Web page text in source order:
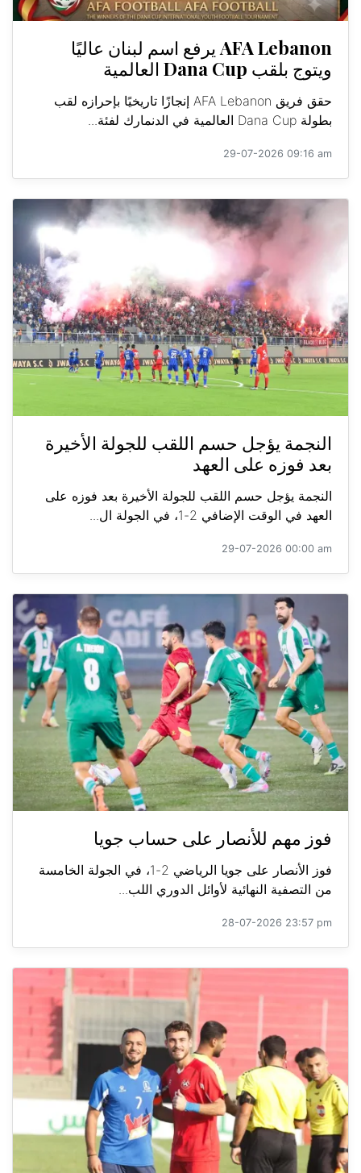
AFA Lebanon يرفع اسم لبنان عاليًا
ويتوج بلقب Dana Cup العالمية
حقق فريق AFA Lebanon إنجازًا تاريخيًا بإحرازه لقب
بطولة Dana Cup العالمية في الدنمارك لفئة...
29-07-2026 09:16 am
النجمة يؤجل حسم اللقب للجولة الأخيرة
بعد فوزه على العهد
النجمة يؤجل حسم اللقب للجولة الأخيرة بعد فوزه على
العهد في الوقت الإضافي 2-1، في الجولة ال...
29-07-2026 00:00 am
فوز مهم للأنصار على حساب جويا
فوز الأنصار على جويا الرياضي 2-1، في الجولة الخامسة
من التصفية النهائية لأوائل الدوري اللب...
28-07-2026 23:57 pm